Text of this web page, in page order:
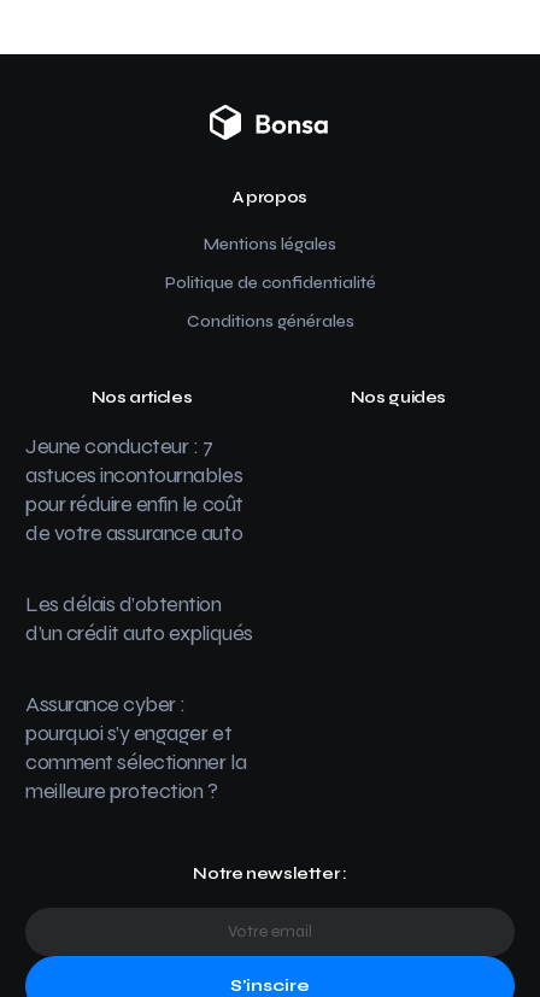
A propos
Mentions légales
Politique de confidentialité
Conditions générales
Nos articles
Jeune conducteur : 7
astuces incontournables
pour réduire enfin le coût
de votre assurance auto
Les délais d’obtention
d’un crédit auto expliqués
Assurance cyber :
pourquoi s’y engager et
comment sélectionner la
meilleure protection ?
Nos guides
Notre newsletter :
S'inscire